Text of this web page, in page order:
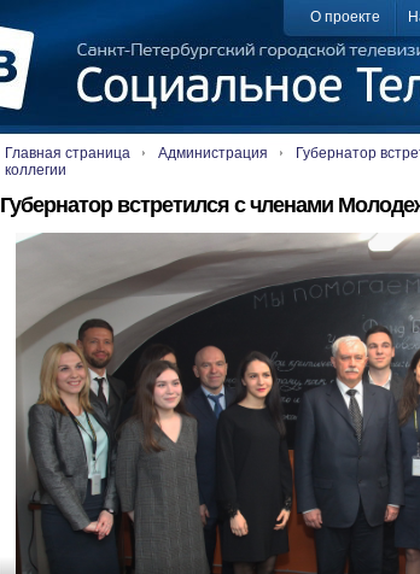
О проекте
Главная страница Администрация
Губернатор
коллегии
Губернатор встретился с членами